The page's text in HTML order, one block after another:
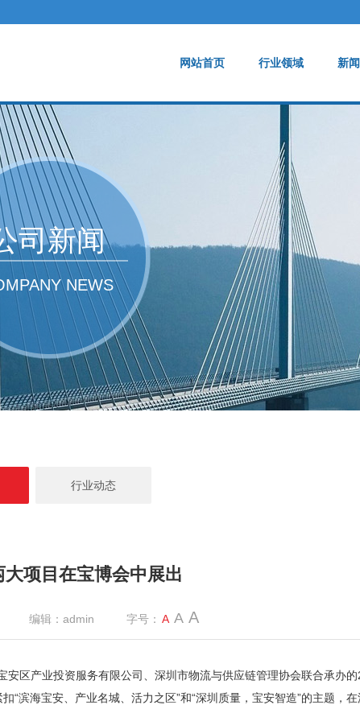
网站首页 行业领域 新
司新闻
NEWS
行业动态
项目在宝博会中展出
编辑：admin 字号： A A A
区产业投资服务有限公司、深圳市物流与供应链管理协会联合承办
“滨海宝安、产业名城、活力之区”和“深圳质量，宝安智造”的主题，